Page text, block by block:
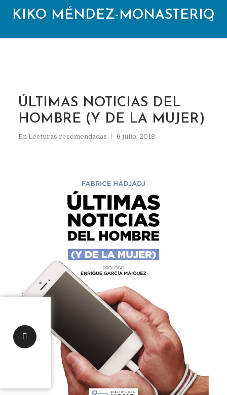
KIKO MÉNDEZ-MONASTERIO
ÚLTIMAS NOTICIAS DEL
HOMBRE (Y DE LA MUJER)
En Lecturas recomendadas 6 julio, 2018